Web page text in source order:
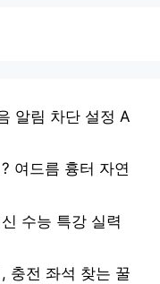
알림 차단 설정 A
여드름 흉터 자연
수능 특강 실력
충전 좌석 찾는 꿀